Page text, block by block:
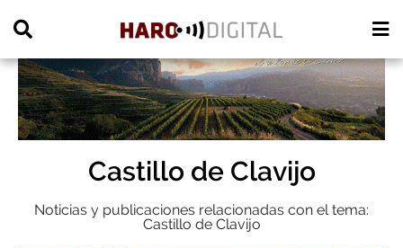
Castillo de Clavijo
Noticias y publicaciones relacionadas con el tema:
Castillo de Clavijo